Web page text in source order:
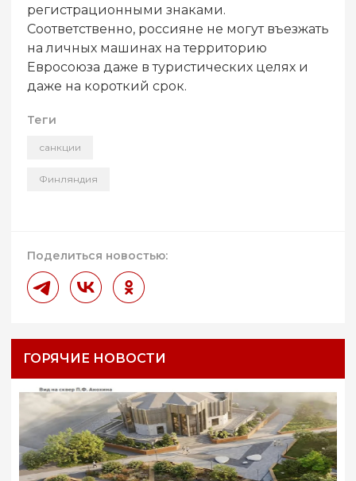
регистрационными знаками.
Соответственно, россияне не могут въезжать
на личных машинах на территорию
Евросоюза даже в туристических целях и
даже на короткий срок.
Теги
санкции
Финляндия
Поделиться новостью:
ГОРЯЧИЕ НОВОСТИ